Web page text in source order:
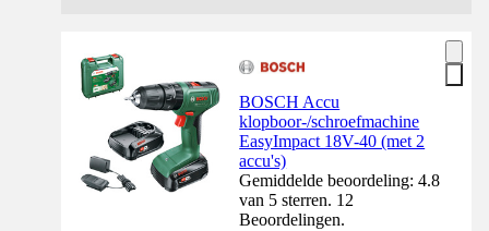
BOSCH Accu
klopboor-/schroefmachine
EasyImpact 18V-40 (met 2
accu's)
Gemiddelde beoordeling: 4.8
van 5 sterren. 12
Beoordelingen.